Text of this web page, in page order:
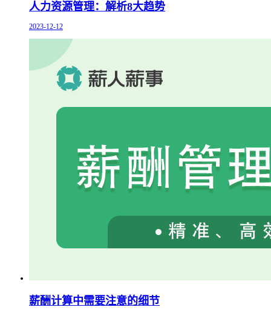
人力资源管理：解析8大趋势
2023-12-12
薪酬计算中需要注意的细节